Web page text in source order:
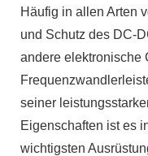
Häufig in allen Arten
und Schutz des DC-
andere elektronische
seiner
Eigenschaften ist es
wichtigsten